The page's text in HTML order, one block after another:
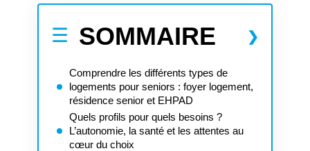
SOMMAIRE
Comprendre les différents types de
logements pour seniors : foyer logement,
résidence senior et EHPAD
Quels profils pour quels besoins ?
L’autonomie, la santé et les attentes au
cœur du choix